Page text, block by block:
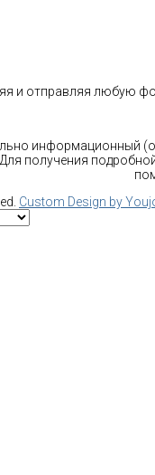
и отправляя любую
информационный
получения
Custom Design by